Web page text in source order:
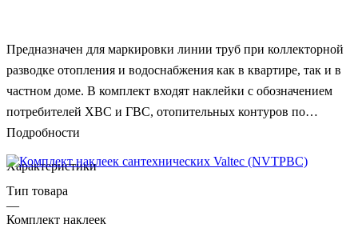
Предназначен для маркировки линии труб при коллекторной
разводке отопления и водоснабжения как в квартире, так и в
частном доме. В комплект входят наклейки с обозначением
потребителей ХВС и ГВС, отопительных контуров по
помещениям и труб в самой котельной. Размещать наклейки
можно на теплоизоляции труб, защитных втулках, а также
прямо на самом коллекторе. Использование сантехнических
наклеек позволяет быстро понять всю логистику инженерных
систем, что удобно и для монтажника, и для конечного
Подробности
Характеристики
Тип товара
—
Комплект наклеек